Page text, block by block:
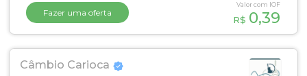
Fazer uma oferta
Valor com IOF
R$ 0,39
Câmbio Carioca